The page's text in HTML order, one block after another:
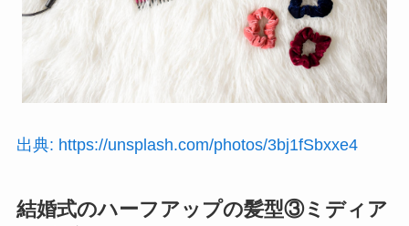
出典: https://unsplash.com/photos/3bj1fSbxxe4
結婚式のハーフアップの髪型③ミディア